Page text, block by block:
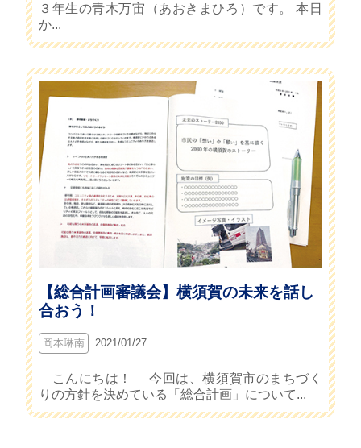
３年生の青木万宙（あおきまひろ）です。 本日
か...
【総合計画審議会】横須賀の未来を話し
合おう！
岡本琳南 2021/01/27
こんにちは！ 今回は、横須賀市のまちづく
りの方針を決めている「総合計画」について...